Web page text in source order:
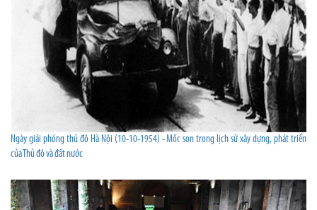
Ngày giải phóng thủ đô Hà Nội (10-10-1954) - Mốc son trong lịch sử xây dựng, phát triển
của Thủ đô và đất nước